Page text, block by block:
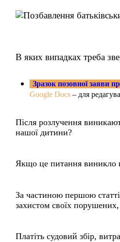
В яких випадках треба
Зразок позовної заяви
Google Docs– для
Після розлучення
нашої дитини?
Якщо це питання виникло
За частиною першою
захистом своїх
Платіть судовий збір,